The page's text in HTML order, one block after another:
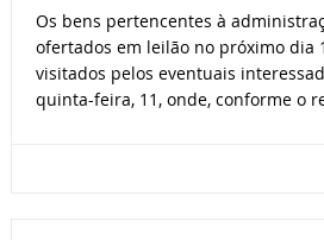
Os bens pertencentes à
ofertados em leilão no próximo dia
visitados pelos eventuais
quinta-feira, 11, onde, conforme o